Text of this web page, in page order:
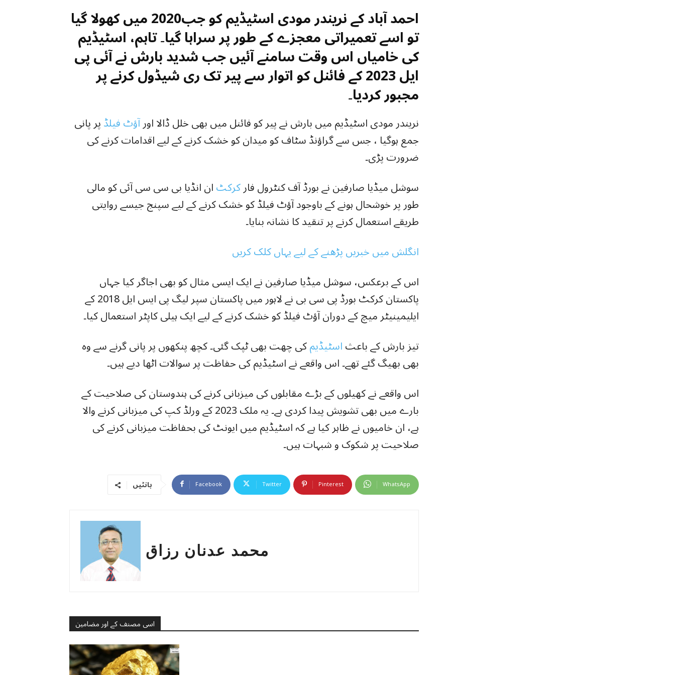
احمد آباد کے نریندر مودی اسٹیڈیم کو جب2020 میں کھولا گیا
تو اسے تعمیراتی معجزے کے طور پر سراہا گیا۔ تاہم، اسٹیڈیم
کی خامیاں اس وقت سامنے آئیں جب شدید بارش نے آئی پی
ایل 2023 کے فائنل کو اتوار سے پیر تک ری شیڈول کرنے پر
مجبور کردیا۔
نریندر مودی اسٹیڈیم میں بارش نے پیر کو فائنل میں بھی خلل ڈالا اورآؤٹ فیلڈپر پانی
جمع ہوگیا ، جس سے گراؤنڈ سٹاف کو میدان کو خشک کرنے کے لیے اقدامات کرنے کی
ضرورت پڑی۔
سوشل میڈیا صارفین نے بورڈ آف کنٹرول فارکرکٹان انڈیا بی سی سی آئی کو مالی
طور پر خوشحال ہونے کے باوجود آؤٹ فیلڈ کو خشک کرنے کے لیے سپنج جیسے روایتی
طریقے استعمال کرنے پر تنقید کا نشانہ بنایا۔
انگلش میں خبریں پڑھنے کے لیے یہاں کلک کریں
اس کے برعکس، سوشل میڈیا صارفین نے ایک ایسی مثال کو بھی اجاگر کیا جہاں
پاکستان کرکٹ بورڈ پی سی بی نے لاہور میں پاکستان سپر لیگ پی ایس ایل 2018 کے
ایلیمینیٹر میچ کے دوران آؤٹ فیلڈ کو خشک کرنے کے لیے ایک ہیلی کاپٹر استعمال کیا۔
تیز بارش کے باعثاسٹیڈیمکی چھت بھی ٹپک گئی۔ کچھ پنکھوں پر پانی گرنے سے وہ
بھی بھیگ گئے تھے۔ اس واقعے نے اسٹیڈیم کی حفاظت پر سوالات اٹھا دیے ہیں۔
اس واقعے نے کھیلوں کے بڑے مقابلوں کی میزبانی کرنے کی ہندوستان کی صلاحیت کے
بارے میں بھی تشویش پیدا کردی ہے۔ یہ ملک 2023 کے ورلڈ کپ کی میزبانی کرنے والا
ہے، ان خامیوں نے ظاہر کیا ہے کہ اسٹیڈیم میں ایونٹ کی بحفاظت میزبانی کرنے کی
صلاحیت پر شکوک و شبہات ہیں۔
بانٹیں Facebook Twitter Pinterest WhatsApp
محمد عدنان رزاق
اسی مصنف کے اور مضامین